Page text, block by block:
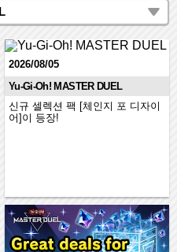
2026/08/05
Yu-Gi-Oh! MASTER DUEL
신규 셀렉션 팩 [체인지 포 디자이
어]이 등장!